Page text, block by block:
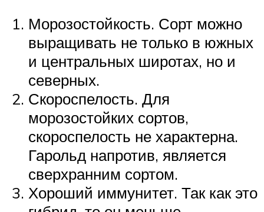
Морозостойкость. Сорт можно
выращивать не только в южных
и центральных широтах, но и
северных.
Скороспелость. Для
морозостойких сортов,
скороспелость не характерна.
Гарольд напротив, является
сверхранним сортом.
Хороший иммунитет. Так как это